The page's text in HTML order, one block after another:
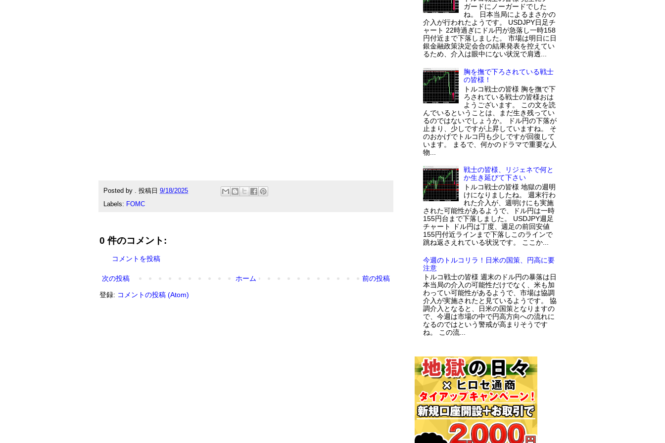
Posted by . 投稿日 9/18/2025
Labels: FOMC
0 件のコメント:
コメントを投稿
次の投稿 前の投稿
ホーム
登録: コメントの投稿 (Atom)
ガードにノーガードでした
ね。 日本当局によるまさかの
介入が行われたようです。 USDJPY日足チ
ャート 22時過ぎにドル円が急落し一時158
円付近まで下落しました。 市場は明日に日
銀金融政策決定会合の結果発表を控えてい
るため、介入は眼中にない状況で肩透...
胸を撫で下ろされている戦士
の皆様！
トルコ戦士の皆様 胸を撫で下
ろされている戦士の皆様おは
ようございます。 この文を読
んでいるということは、まだ生き残ってい
るのではないでしょうか。 ドル円の下落が
止まり、少しですが上昇していますね。 そ
のおかげでトルコ円も少しですが回復して
います。 まるで、何かのドラマで重要な人
物...
戦士の皆様、リジェネで何と
か生き延びて下さい
トルコ戦士の皆様 地獄の週明
けになりましたね。 週末行わ
れた介入が、週明けにも実施
された可能性があるようで、ドル円は一時
155円台まで下落しました。 USDJPY週足
チャート ドル円は丁度、週足の前回安値
155円付近ラインまで下落しこのラインで
跳ね返さえれている状況です。 ここか...
今週のトルコリラ！日米の国策、円高に要
注意
トルコ戦士の皆様 週末のドル円の暴落は日
本当局の介入の可能性だけでなく、米も加
わってい可能性があるようで、市場は協調
介入が実施されたと見ているようです。 協
調介入となると、日米の国策となりますの
で、今週は市場の中で円高方向への流れに
なるのではという警戒が高まりそうです
ね。 この流...